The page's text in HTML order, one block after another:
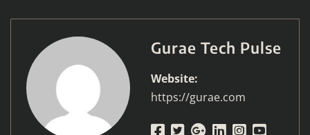
Gurae Tech Pulse
Website:
https://gurae.com